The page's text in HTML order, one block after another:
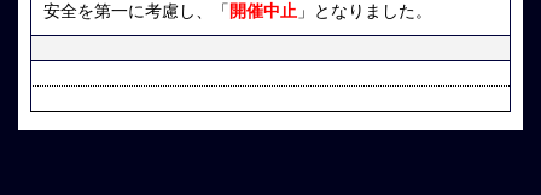
安全を第一に考慮し、「 開催中止 」となりました。